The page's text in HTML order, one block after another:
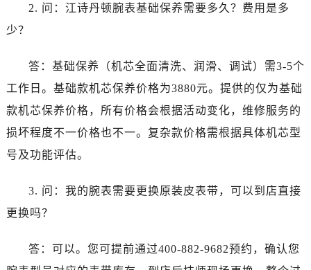
2. 问：江诗丹顿腕表基础保养需要多久？费用是多
少？
答：基础保养（机芯全面清洗、润滑、调试）需3-5个
工作日。基础款机芯保养价格为3880元。提供的仅为基础
款机芯保养价格，所有价格会根据活动变化，维修服务的
损坏程度不一价格也不一。复杂款价格需根据具体机芯型
号及功能评估。
3. 问：我的腕表需要更换原装皮表带，可以到店直接
更换吗？
答：可以。您可提前通过400-882-9682预约，确认您